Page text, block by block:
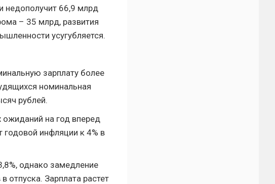
недополучит 66,9 млрд
– 35 млрд, развития
усугубляется.
зарплату более
номинальная
рублей.
на год вперед
годовой инфляции к 4% в
однако замедление
отпуска. Зарплата растет